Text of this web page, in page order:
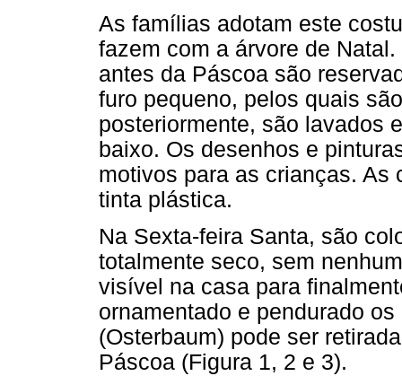
As famílias adotam este
fazem com a árvore de
antes da Páscoa são
furo pequeno, pelos quais
posteriormente, são lavados
baixo. Os desenhos e
motivos para as crianças. As
tinta plástica.
Na Sexta-feira Santa, são
totalmente seco, sem
visível na casa para
ornamentado e pendurado
(Osterbaum) pode ser
Páscoa (Figura 1, 2 e 3).